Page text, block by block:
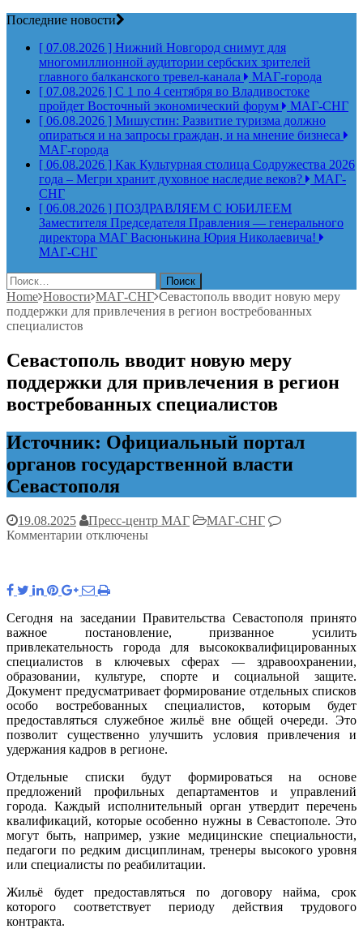
Последние новости
[ 07.08.2026 ] Нижний Новгород снимут для
многомиллионной аудитории сербских зрителей
главного балканского тревел-канала
МАГ-города
[ 07.08.2026 ] С 1 по 4 сентября во Владивостоке
пройдет Восточный экономический форум
МАГ-СНГ
[ 06.08.2026 ] Мишустин: Развитие туризма должно
опираться и на запросы граждан, и на мнение бизнеса
МАГ-города
[ 06.08.2026 ] Как Культурная столица Содружества 2026
года – Мегри хранит духовное наследие веков?
МАГ-
СНГ
[ 06.08.2026 ] ПОЗДРАВЛЯЕМ С ЮБИЛЕЕМ
Заместителя Председателя Правления — генерального
директора МАГ Васюнькина Юрия Николаевича!
МАГ-СНГ
Найти:
Home Новости МАГ-СНГ Севастополь вводит новую меру
поддержки для привлечения в регион востребованных
специалистов
Севастополь вводит новую меру
поддержки для привлечения в регион
востребованных специалистов
Источник: Официальный портал
органов государственной власти
Севастополя
19.08.2025 Пресс-центр МАГ
МАГ-СНГ
Комментарии к
новую
поддержки
для
привлечения
в
регион
востребованных
специалистов
отключены
Сегодня на заседании Правительства Севастополя принято
важное постановление, призванное усилить
привлекательность города для высококвалифицированных
специалистов в ключевых сферах — здравоохранении,
образовании, культуре, спорте и социальной защите.
Документ предусматривает формирование отдельных списков
особо востребованных специалистов, которым будет
предоставляться служебное жильё вне общей очереди. Это
позволит существенно улучшить условия привлечения и
удержания кадров в регионе.
Отдельные списки будут формироваться на основе
предложений профильных департаментов и управлений
города. Каждый исполнительный орган утвердит перечень
квалификаций, которые особенно нужны в Севастополе. Это
могут быть, например, узкие медицинские специальности,
педагоги по редким дисциплинам, тренеры высокого уровня
или специалисты по реабилитации.
Жильё будет предоставляться по договору найма, срок
которого соответствует периоду действия трудового
контракта.